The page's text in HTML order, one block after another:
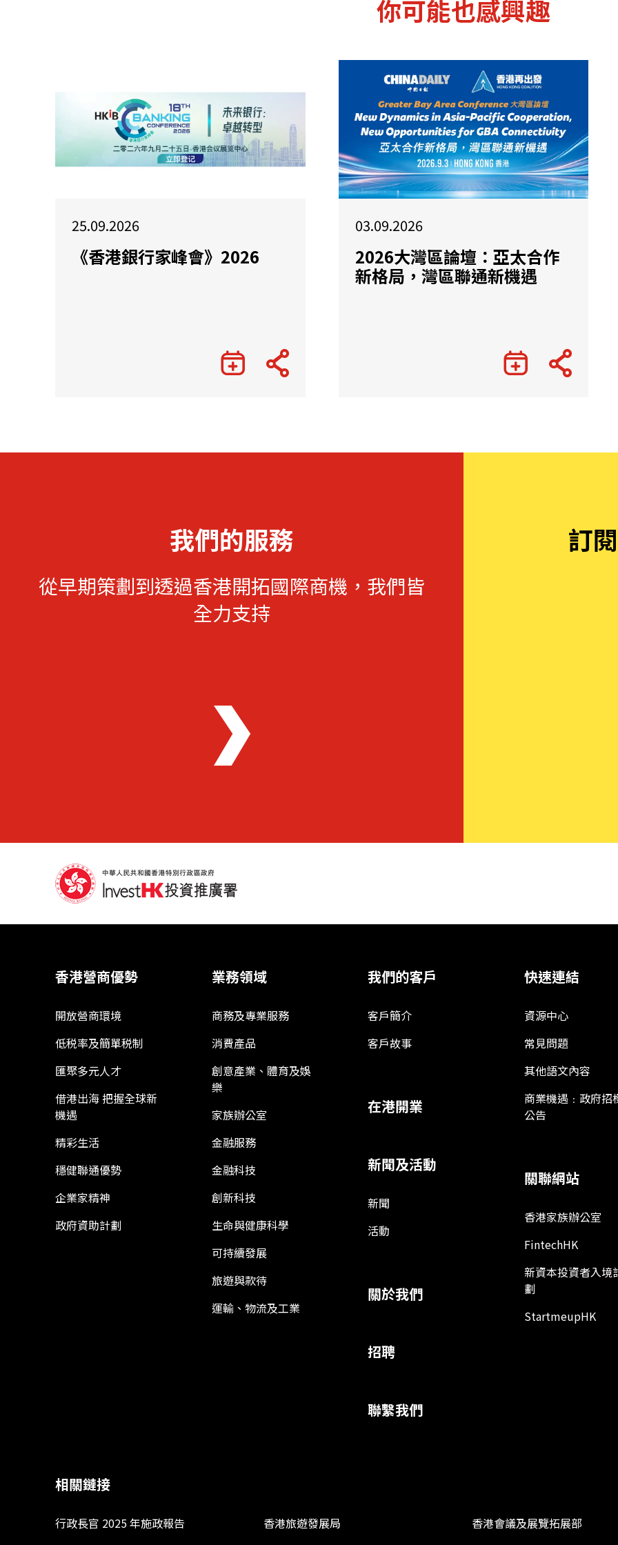
你可能也感興趣
25.09.2026
《香港銀行家峰會》2026
03.09.2026
2026大灣區論壇：亞太合作
新格局，灣區聯通新機遇
我們的服務
從早期策劃到透過香港開拓國際商機，我們皆
全力支持
訂
香港營商優勢
開放營商環境
低税率及簡單税制
匯聚多元人才
借港出海 把握全球新
機遇
精彩生活
穩健聯通優勢
企業家精神
政府資助計劃
業務領域
商務及專業服務
消費產品
創意產業、體育及娛
樂
家族辦公室
金融服務
金融科技
創新科技
生命與健康科學
可持續發展
旅遊與款待
運輸、物流及工業
我們的客戶
客戶簡介
客戶故事
在港開業
新聞及活動
新聞
活動
關於我們
招聘
聯繫我們
快速連結
資源中心
常見問題
其他語文內容
商業機遇﹕政府招
公告
關聯網站
香港家族辦公室
FintechHK
新資本投資者入境
劃
StartmeupHK
相關鏈接
行政長官 2025 年施政報告
香港旅遊發展局
香港會議及展覽拓展部